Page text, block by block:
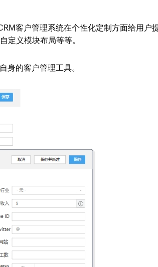
客户管理系统在个性化定制方面给用户
定义模块布局等等。
身的客户管理工具。